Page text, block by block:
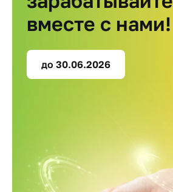
вместе с нами!
до 30.06.2026